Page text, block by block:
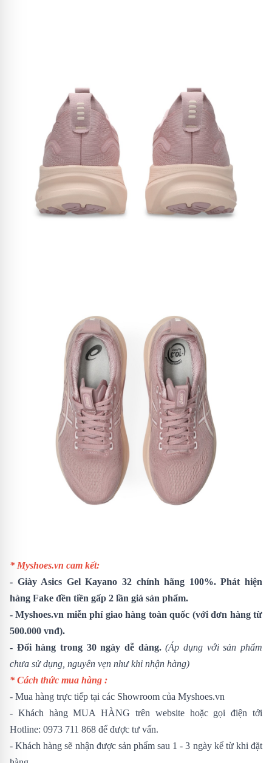
* Myshoes.vn cam kết:
- Giày Asics Gel Kayano 32 chính hãng 100%. Phát hiện
hàng Fake đền tiền gấp 2 lần giá sản phẩm.
- Myshoes.vn miễn phí giao hàng toàn quốc (với đơn hàng từ
500.000 vnđ).
- Đổi hàng trong 30 ngày dễ dàng.(Áp dụng với sản phẩm
chưa sử dụng, nguyên vẹn như khi nhận hàng)
* Cách thức mua hàng :
- Mua hàng trực tiếp tại các Showroom của Myshoes.vn
- Khách hàng MUA HÀNG trên website hoặc gọi điện tới
Hotline: 0973 711 868 để được tư vấn.
- Khách hàng sẽ nhận được sản phẩm sau 1 - 3 ngày kể từ khi đặt